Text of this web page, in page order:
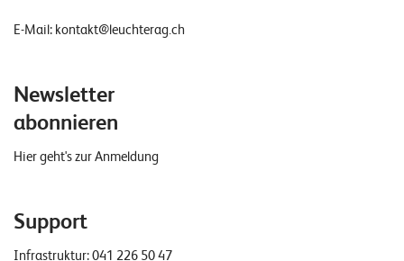
E-Mail: kontakt@leuchterag.ch
Newsletter
abonnieren
Hier geht's zur Anmeldung
Support
Infrastruktur:041 226 50 47